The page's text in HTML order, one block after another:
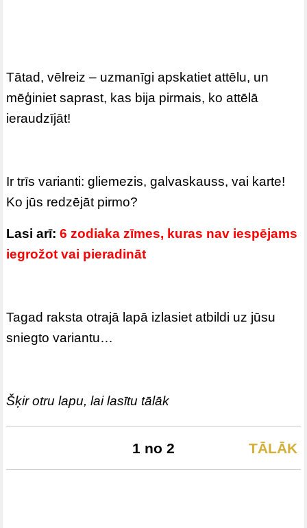
Tātad, vēlreiz – uzmanīgi apskatiet attēlu, un
mēģiniet saprast, kas bija pirmais, ko attēlā
ieraudzījāt!
Ir trīs varianti: gliemezis, galvaskauss, vai karte!
Ko jūs redzējāt pirmo?
Lasi arī: 6 zodiaka zīmes, kuras nav iespējams
iegrožot vai pieradināt
Tagad raksta otrajā lapā izlasiet atbildi uz jūsu
sniegto variantu…
Šķir otru lapu, lai lasītu tālāk
TĀLĀK
1 no 2